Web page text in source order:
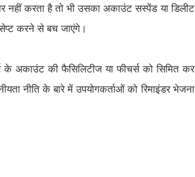
नहीं करता है तो भी उसका अकाउंट सस्पेंड या डिलीट
करने से बच जाएंगे।
के अकाउंट की फैसिलिटीज या फीचर्स को सिमित कर
नीति के बारे में उपयोगकर्ताओं को रिमाइंडर भेजना